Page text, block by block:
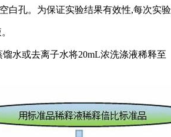
白孔。为保证实验结果有效性,每次实验
馏水或去离子水将20mL浓洗涤液稀释至